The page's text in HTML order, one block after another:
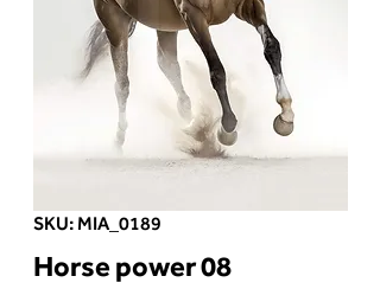
SKU: MIA_0189
Horse power 08